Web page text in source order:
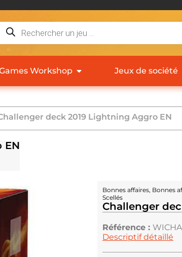
Workshop Jeux de société
deck 2019 Lightning Aggro EN
EN
Bonnes affaires, Bonnes
Scellés
Challenger
Référence :
Descriptif détaillé